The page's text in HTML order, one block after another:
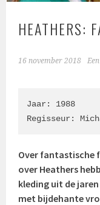
HEATHERS:
16 november 2018
Jaar: 1988
Regisseur:
Over fantastische
over Heathers
kleding uit de
met bijdehante